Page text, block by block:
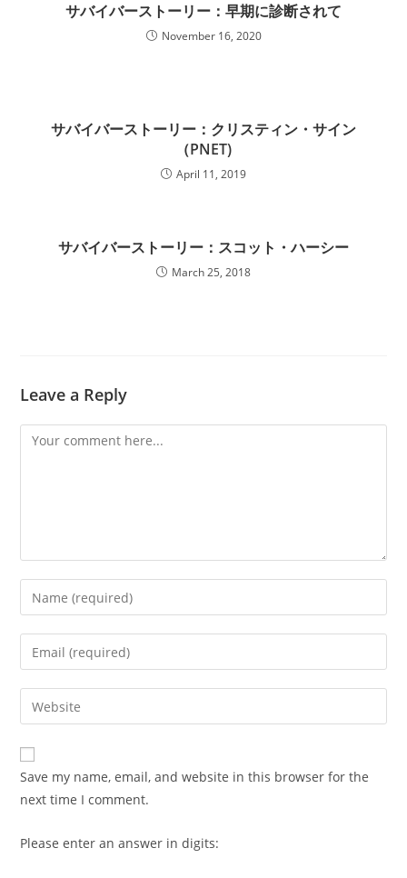
サバイバーストーリー：早期に診断されて
November 16, 2020
サバイバーストーリー：クリスティン・サイン
（PNET)
April 11, 2019
サバイバーストーリー：スコット・ハーシー
March 25, 2018
Leave a Reply
Comment
Enter
your
name
comment
Enter
your
email
address
comment
Enter
your
website
URL
(optional)
Save my name, email, and website in this browser for the
next time I comment.
Please enter an answer in digits: